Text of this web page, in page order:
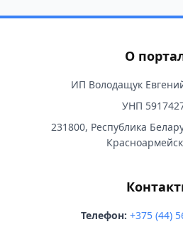
О
ИП Володащук
УНП
231800, Республика
Телефон: +375 (44)